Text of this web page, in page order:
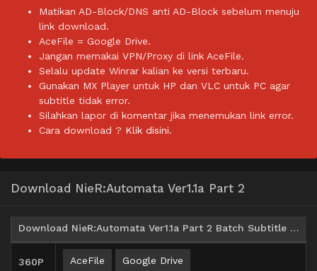
Matikan AD-Block/DNS anti AD-Block sebelum menuju
link download.
AceFile = Google Drive.
Jangan memakai VPN/Proxy di link AceFile.
Selalu update Winrar kalian ke versi terbaru.
Gunakan MX Player untuk HP dan VLC untuk PC agar
subtitle tidak error.
Silahkan lapor di komentar jika menemukan link error.
Cara download ? Klik disini.
Download NieR:Automata Ver1.1a Part 2
Download NieR:Automata Ver1.1a Part 2 Batch Subtitle Indonesia
360P AceFile Google Drive